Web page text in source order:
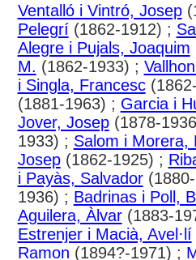
Ventalló i Vintró, Josep
Pelegrí(1862-1912) ;
Alegre i Pujals, Joaquim
M. (1862-1933) ;
i Singla, Francesc
(1881-1963) ; Garcia i
Jover, Josep(1878-
1933) ; Salom i Morera,
Josep(1862-1925) ;
i Payàs, Salvador
1936) ; Badrinas i Poll,
Aguilera, Àlvar(1883-
Estrenjer i Macià, Avel·lí
Ramon (1894?-1971) ;